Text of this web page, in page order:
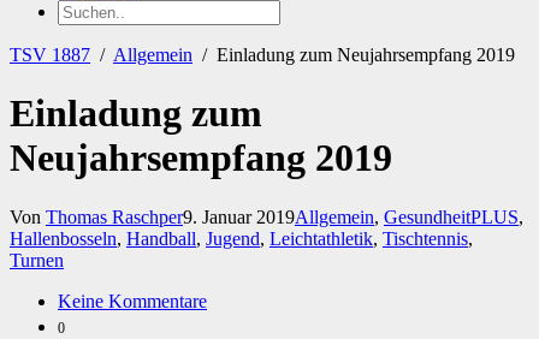
TSV 1887 / Allgemein / Einladung zum Neujahrsempfang 2019
Einladung zum
Neujahrsempfang 2019
Von Thomas Raschper9. Januar 2019Allgemein, GesundheitPLUS,
Hallenbosseln, Handball, Jugend, Leichtathletik, Tischtennis,
Turnen
Keine Kommentare
0